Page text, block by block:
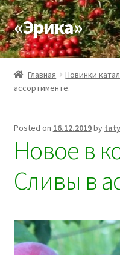
Skip
to
navigation
Skip
to
content
«Эрика»
О нас
Новости
Каталог
Доставка и оплата
Отзывы
Контакты
Главная Новинки
ассортименте.
Posted on 16.12.2019by
Новое в
Сливы в